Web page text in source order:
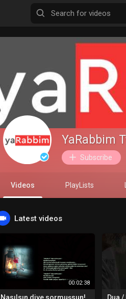
YaRabbim
Subscribe
Videos PlayLists
Latest videos
00:02:38